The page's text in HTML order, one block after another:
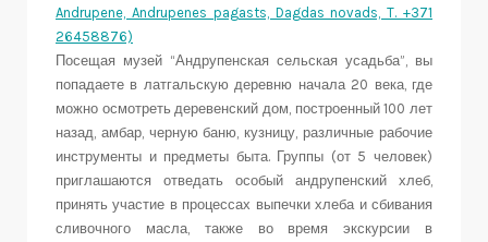
Andrupene, Andrupenes pagasts, Dagdas novads, T. +371
26458876)
Посещая музей “Андрупенская сельская усадьба”, вы
попадаете в латгальскую деревню начала 20 века, где
можно осмотреть деревенский дом, построенный 100 лет
назад, амбар, черную баню, кузницу, различные рабочие
инструменты и предметы быта. Группы (от 5 человек)
приглашаются отведать особый андрупенский хлеб,
принять участие в процессах выпечки хлеба и сбивания
сливочного масла, также во время экскурсии в